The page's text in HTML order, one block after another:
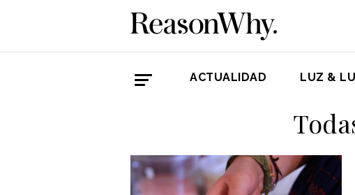
ACTUALIDAD LUZ &